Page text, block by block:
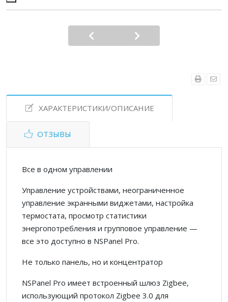
ХАРАКТЕРИСТИКИ/ОПИСАНИЕ
ОТЗЫВЫ
Все в одном управлении
Управление устройствами, неограниченное
управление экранными виджетами, настройка
термостата, просмотр статистики
энергопотребления и групповое управление —
все это доступно в NSPanel Pro.
Не только панель, но и концентратор
NSPanel Pro имеет встроенный шлюз Zigbee,
использующий протокол Zigbee 3.0 для